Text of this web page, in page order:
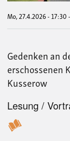
Mo, 27.4.2026 - 17:30-
Gedenken an
erschossenen
Kusserow
Lesung /